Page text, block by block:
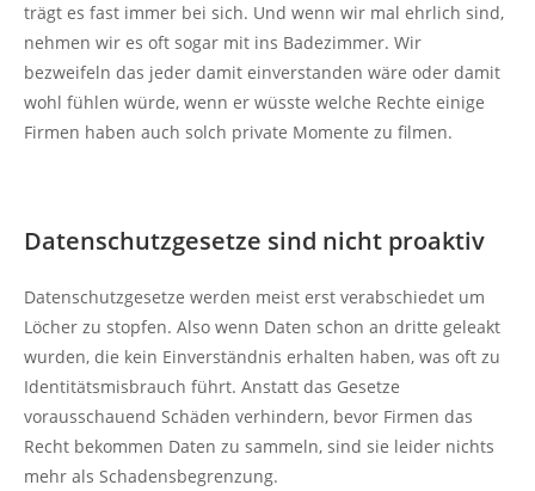
trägt es fast immer bei sich. Und wenn wir mal ehrlich sind,
nehmen wir es oft sogar mit ins Badezimmer. Wir
bezweifeln das jeder damit einverstanden wäre oder damit
wohl fühlen würde, wenn er wüsste welche Rechte einige
Firmen haben auch solch private Momente zu filmen.
Datenschutzgesetze sind nicht proaktiv
Datenschutzgesetze werden meist erst verabschiedet um
Löcher zu stopfen. Also wenn Daten schon an dritte geleakt
wurden, die kein Einverständnis erhalten haben, was oft zu
Identitätsmisbrauch führt. Anstatt das Gesetze
vorausschauend Schäden verhindern, bevor Firmen das
Recht bekommen Daten zu sammeln, sind sie leider nichts
mehr als Schadensbegrenzung.